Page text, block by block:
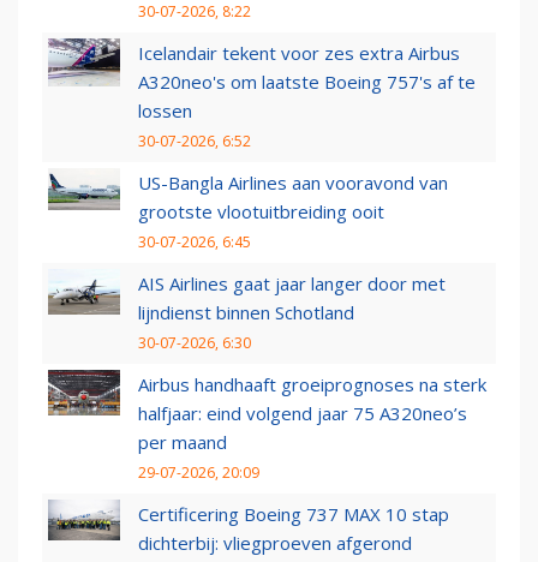
30-07-2026, 8:22
Icelandair tekent voor zes extra Airbus
A320neo's om laatste Boeing 757's af te
lossen
30-07-2026, 6:52
US-Bangla Airlines aan vooravond van
grootste vlootuitbreiding ooit
30-07-2026, 6:45
AIS Airlines gaat jaar langer door met
lijndienst binnen Schotland
30-07-2026, 6:30
Airbus handhaaft groeiprognoses na sterk
halfjaar: eind volgend jaar 75 A320neo’s
per maand
29-07-2026, 20:09
Certificering Boeing 737 MAX 10 stap
dichterbij: vliegproeven afgerond